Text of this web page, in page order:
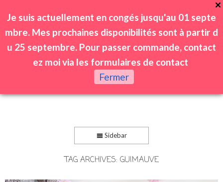
Sidebar
TAG ARCHIVES: GUIMAUVE
Je suis actuellement en congés jusqu'au 01 septe
mbre. Mes prochaines disponibilités sont à partir d
u 25 septembre. Pour passer commande, contact
ez moi via les formulaires de contact
Fermer